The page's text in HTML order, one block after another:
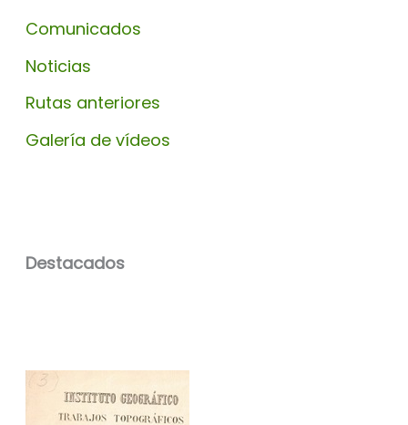
Comunicados
Noticias
Rutas anteriores
Galería de vídeos
Destacados